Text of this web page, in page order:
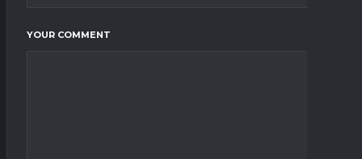
YOUR COMMENT